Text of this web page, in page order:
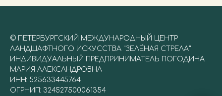
©
ПЕТЕРБУРГСКИЙ МЕЖДУНАРОДНЫЙ ЦЕНТР
ЛАНДШАФТНОГО ИСКУССТВА "ЗЕЛЁНАЯ СТРЕЛА"
ИНДИВИДУАЛЬНЫЙ ПРЕДПРИНИМАТЕЛЬ ПОГОДИНА
МАРИЯ АЛЕКСАНДРОВНА
ИНН: 525633445764
ОГРНИП: 324527500061354